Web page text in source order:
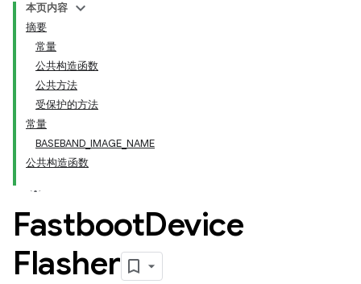
本页内容
摘要
常量
公共构造函数
公共方法
受保护的方法
常量
BASEBAND_IMAGE_NAME
公共构造函数
FastbootDevice
Flasher